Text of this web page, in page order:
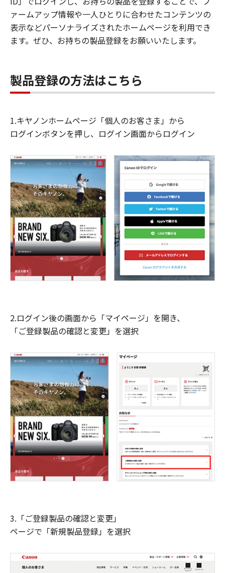
ァームアップ情報や一人ひとりに合わせたコンテンツの
表示などパーソナライズされたホームページを利用でき
ます。ぜひ、お持ちの製品登録をお願いいたします。
製品登録の方法はこちら
1.キヤノンホームページ「個人のお客さま」から
ログインボタンを押し、ログイン画面からログイン
2.ログイン後の画面から「マイページ」を開き、
「ご登録製品の確認と変更」を選択
3.「ご登録製品の確認と変更」
ページで「新規製品登録」を選択